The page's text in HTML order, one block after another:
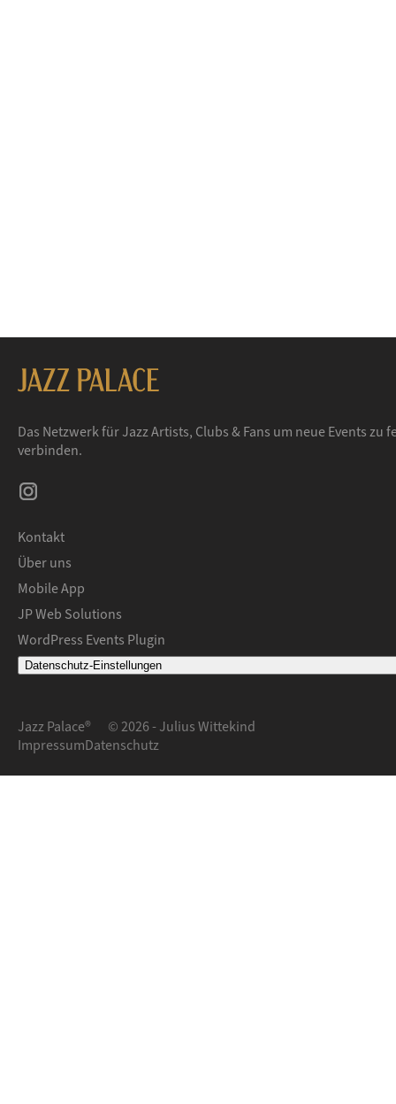
Das Netzwerk für Jazz Artists, Clubs & Fans um neue Events zu
verbinden.
Kontakt
Über uns
Mobile App
JP Web Solutions
WordPress Events Plugin
Datenschutz-Einstellungen
Jazz Palace®
© 2026 - Julius Wittekind
ImpressumDatenschutz